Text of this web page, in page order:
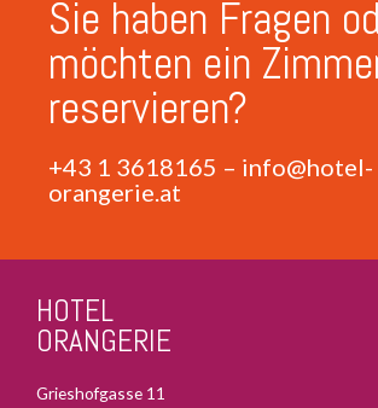
Sie haben Fragen
möchten ein
reservieren?
+43 1 3618165 – info@hotel-
orangerie.at
HOTEL
ORANGERIE
Grieshofgasse 11